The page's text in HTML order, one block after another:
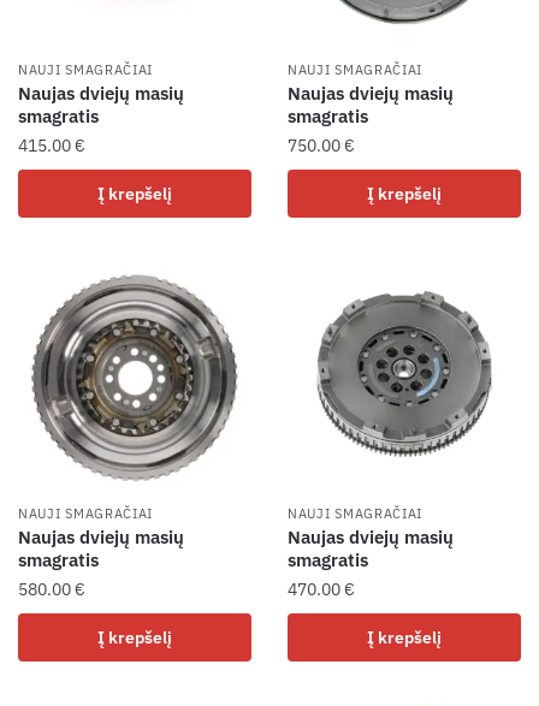
NAUJI SMAGRAČIAI
Naujas dviejų masių
smagratis
415.00€
Į krepšelį
NAUJI SMAGRAČIAI
Naujas dviejų masių
smagratis
750.00€
Į krepšelį
NAUJI SMAGRAČIAI
Naujas dviejų masių
smagratis
580.00€
Į krepšelį
NAUJI SMAGRAČIAI
Naujas dviejų masių
smagratis
470.00€
Į krepšelį